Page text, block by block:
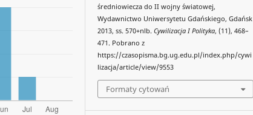
średniowiecza do II wojny światowej,
Wydawnictwo Uniwersytetu Gdańskiego, Gdańsk
2013, ss. 570+nlb.Cywilizacja I Polityka, (11), 468–
471. Pobrano z
https://czasopisma.bg.ug.edu.pl/index.php/cywi
lizacja/article/view/9553
Formaty cytowań